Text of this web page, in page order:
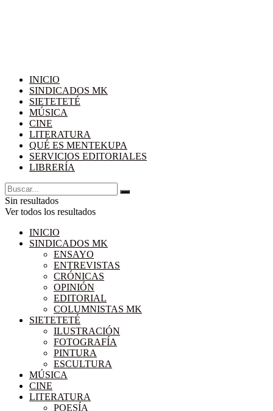
INICIO
SINDICADOS MK
SIETETETÉ
MÚSICA
CINE
LITERATURA
QUÉ ES MENTEKUPA
SERVICIOS EDITORIALES
LIBRERÍA
Sin resultados
Ver todos los resultados
INICIO
SINDICADOS MK
ENSAYO
ENTREVISTAS
CRÓNICAS
OPINIÓN
EDITORIAL
COLUMNISTAS MK
SIETETETÉ
ILUSTRACIÓN
FOTOGRAFÍA
PINTURA
ESCULTURA
MÚSICA
CINE
LITERATURA
POESÍA